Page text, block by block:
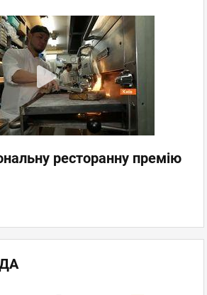
ресторанну премію